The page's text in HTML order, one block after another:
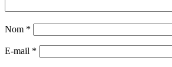
Nom *
E-mail *